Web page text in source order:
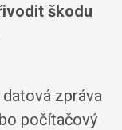
škodu
zpráva
počítačový